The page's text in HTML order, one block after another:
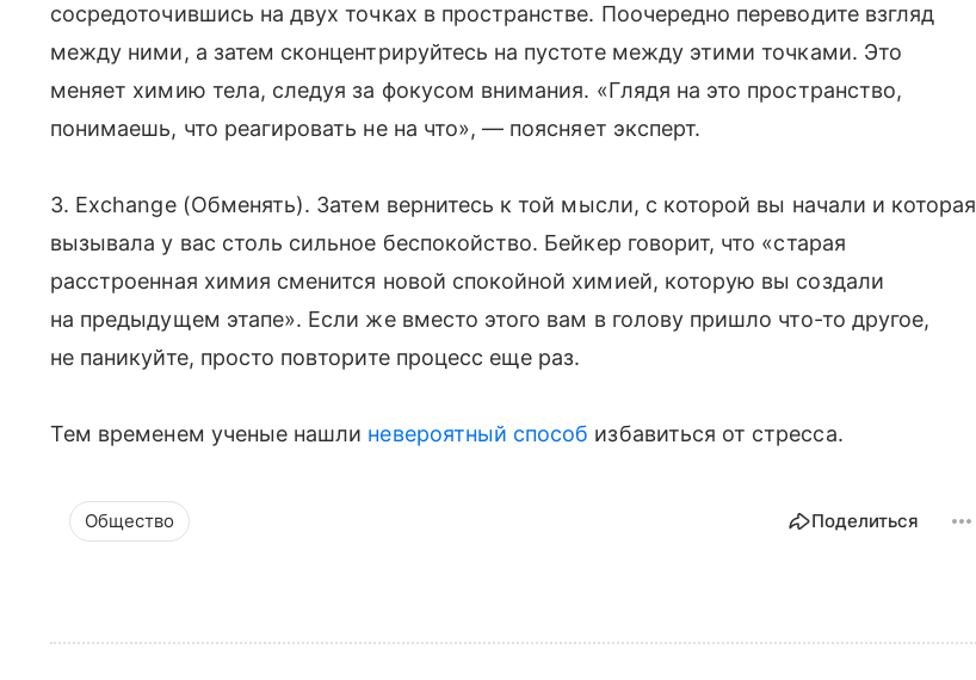
сосредоточившись на двух точках в пространстве. Поочередно переводите взгляд
между ними, а затем сконцентрируйтесь на пустоте между этими точками. Это
меняет химию тела, следуя за фокусом внимания. «Глядя на это пространство,
понимаешь, что реагировать не на что», — поясняет эксперт.
3. Exchange (Обменять). Затем вернитесь к той мысли, с которой вы начали и которая
вызывала у вас столь сильное беспокойство. Бейкер говорит, что «старая
расстроенная химия сменится новой спокойной химией, которую вы создали
на предыдущем этапе». Если же вместо этого вам в голову пришло что-то другое,
не паникуйте, просто повторите процесс еще раз.
Тем временем ученые нашли невероятный способ избавиться от стресса.
Общество Поделиться